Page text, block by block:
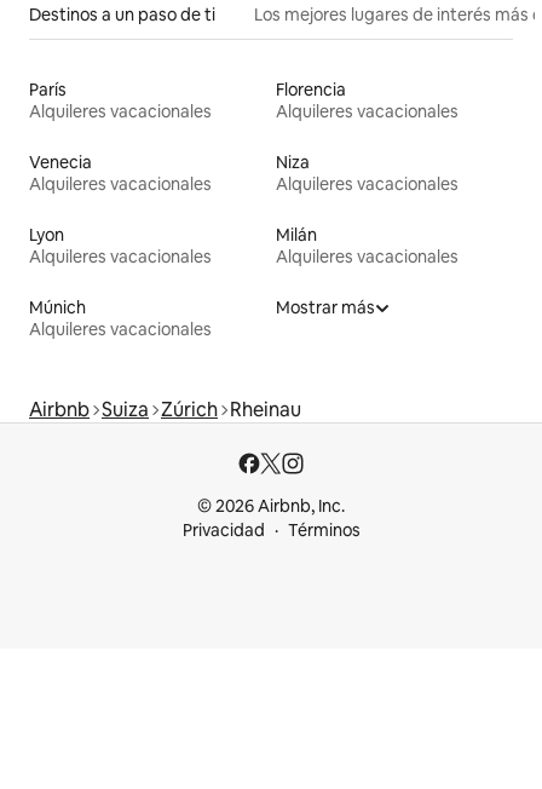
Destinos a un paso de ti Los mejores lugares de interés más
París
Alquileres vacacionales
Florencia
Alquileres vacacionales
Venecia
Alquileres vacacionales
Niza
Alquileres vacacionales
Lyon
Alquileres vacacionales
Milán
Alquileres vacacionales
Múnich
Alquileres vacacionales
Mostrar más
Airbnb Suiza Zúrich Rheinau
© 2026 Airbnb, Inc.
Privacidad
Términos